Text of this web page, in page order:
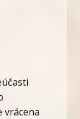
vrácena